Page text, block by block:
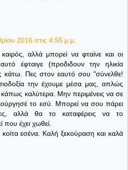
2016 στις 4:55 μ.μ.
αλλά μπορεί να φταίνε και οι
έφταιγε (προδιδουν την ηλικία
κάτω. Πες στον εαυτό σου "σύνελθε!
την έχουμε μέσα μας, απλώς
κάπως καλύτερα. Μην περιμένεις να σε
το εσύ. Μπορεί να σου πάρει
αλλά θα το καταφέρεις να το
που έχει χωθεί.
εσένα. Καλή ξεκούραση και καλά